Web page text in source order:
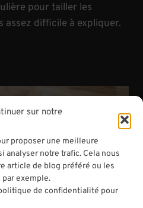
sur notre
proposer une meilleure
analyser notre trafic. Cela nous
article de blog préféré ou les
exemple.
de confidentialité pour
pour tailler les
assez difficile à expliquer.